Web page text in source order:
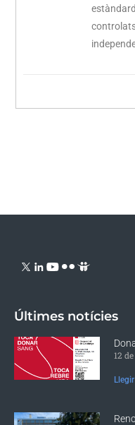
Últimes notícies
12